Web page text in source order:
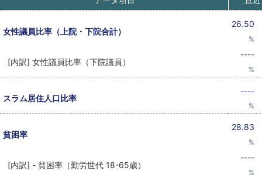
女性議員比率（上院・下院合計）
26.50
%
[内訳] 女性議員比率（下院議員）
----
%
スラム居住人口比率
----
%
貧困率
28.83
%
[内訳] - 貧困率（勤労世代 18-65歳）
----
%